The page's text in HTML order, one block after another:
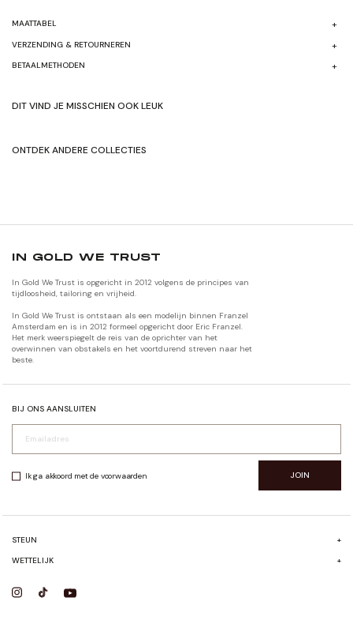
MAATTABEL
VERZENDING & RETOURNEREN
BETAALMETHODEN
DIT VIND JE MISSCHIEN OOK LEUK
ONTDEK ANDERE COLLECTIES
IN GOLD WE TRUST
In Gold We Trust is opgericht in 2012 volgens de principes van
tijdloosheid, tailoring en vrijheid.
In Gold We Trust is ontstaan als een modelijn binnen Franzel
Amsterdam en is in 2012 formeel opgericht door Eric Franzel.
Het merk weerspiegelt de reis van de oprichter van het
overwinnen van obstakels en het voortdurend streven naar het
beste.
STEUN
+
FAQ
CONTACT
WETTELIJK
+
PRIVACYBELEID
BIJ ONS AANSLUITEN
Ik ga akkoord met de voorwaarden JOIN